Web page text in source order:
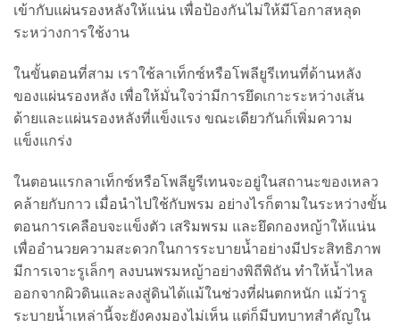
เข้ากับแผ่นรองหลังให้แน่น เพื่อป้องกันไม่ให้มีโอกาสหลุด
ระหว่างการใช้งาน
ในขั้นตอนที่สาม เราใช้ลาเท็กซ์หรือโพลียูรีเทนที่ด้านหลัง
ของแผ่นรองหลัง เพื่อให้มั่นใจว่ามีการยึดเกาะระหว่างเส้น
ด้ายและแผ่นรองหลังที่แข็งแรง ขณะเดียวกันก็เพิ่มความ
แข็งแกร่ง
ในตอนแรกลาเท็กซ์หรือโพลียูรีเทนจะอยู่ในสถานะของเหลว
คล้ายกับกาว เมื่อนำไปใช้กับพรม อย่างไรก็ตามในระหว่างขั้น
ตอนการเคลือบจะแข็งตัว เสริมพรม และยึดกองหญ้าให้แน่น
เพื่ออำนวยความสะดวกในการระบายน้ำอย่างมีประสิทธิภาพ
มีการเจาะรูเล็กๆ ลงบนพรมหญ้าอย่างพิถีพิถัน ทำให้น้ำไหล
ออกจากผิวดินและลงสู่ดินได้แม้ในช่วงที่ฝนตกหนัก แม้ว่ารู
ระบายน้ำเหล่านี้จะยังคงมองไม่เห็น แต่ก็มีบทบาทสำคัญใน